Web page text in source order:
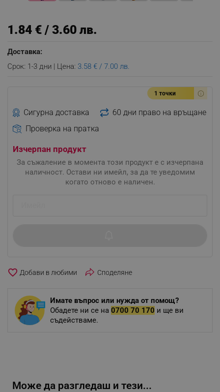
1.84 € / 3.60 лв.
Доставка:
Срок: 1-3 дни | Цена: 3.58 € / 7.00 лв.
1 точки
Сигурна доставка
60 дни право на връщане
Проверка на пратка
Изчерпан продукт
За съжаление в момента този продукт е с изчерпана
наличност. Остави ни имейл, за да те уведомим
когато отново е наличен.
favorite_border Споделяне
Имате въпрос или нужда от помощ?
Обадете ни се на 0700 70 170 и ще ви
съдействаме.
Може да разгледаш и тези...